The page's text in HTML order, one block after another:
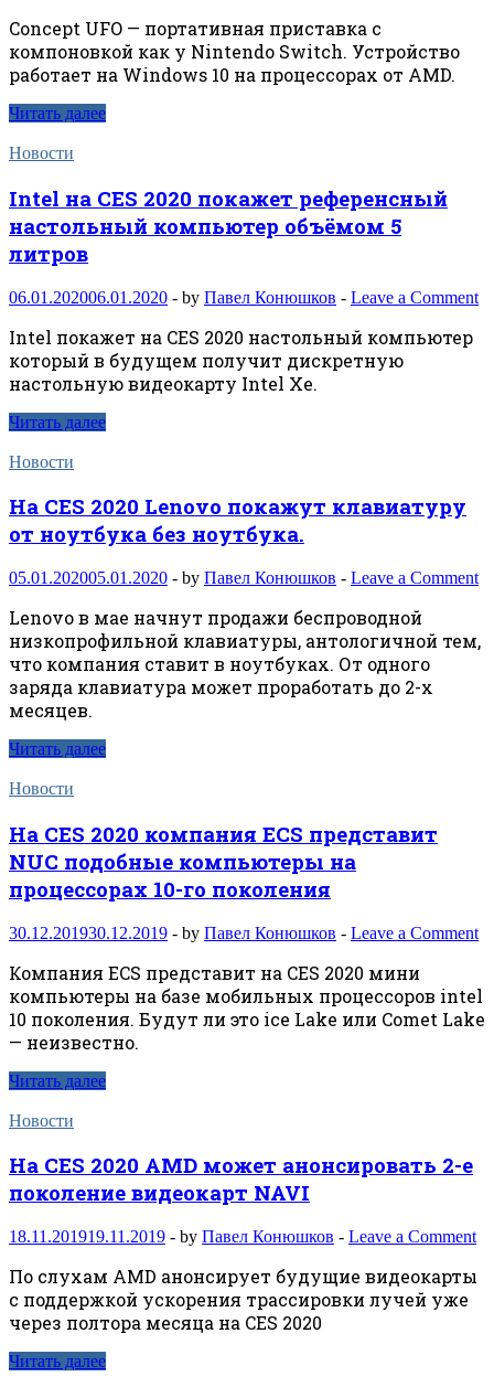
Concept UFO — портативная приставка с
компоновкой как у Nintendo Switch. Устройство
работает на Windows 10 на процессорах от AMD.
Читать далее
Новости
Intel на CES 2020 покажет референсный
настольный компьютер объёмом 5
литров
06.01.202006.01.2020 - by Павел Конюшков - Leave a Comment
Intel покажет на CES 2020 настольный компьютер
который в будущем получит дискретную
настольную видеокарту Intel Xe.
Читать далее
Новости
На CES 2020 Lenovo покажут клавиатуру
от ноутбука без ноутбука.
05.01.202005.01.2020 - by Павел Конюшков - Leave a Comment
Lenovo в мае начнут продажи беспроводной
низкопрофильной клавиатуры, антологичной тем,
что компания ставит в ноутбуках. От одного
заряда клавиатура может проработать до 2-х
месяцев.
Читать далее
Новости
На CES 2020 компания ECS представит
NUC подобные компьютеры на
процессорах 10-го поколения
30.12.201930.12.2019 - by Павел Конюшков - Leave a Comment
Компания ECS представит на CES 2020 мини
компьютеры на базе мобильных процессоров intel
10 поколения. Будут ли это ice Lake или Comet Lake
— неизвестно.
Читать далее
Новости
На CES 2020 AMD может анонсировать 2-е
поколение видеокарт NAVI
18.11.201919.11.2019 - by Павел Конюшков - Leave a Comment
По слухам AMD анонсирует будущие видеокарты
с поддержкой ускорения трассировки лучей уже
через полтора месяца на CES 2020
Читать далее